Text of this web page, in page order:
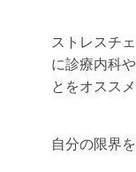
ストレスチ
に診療内科
とをオスス
自分の限界